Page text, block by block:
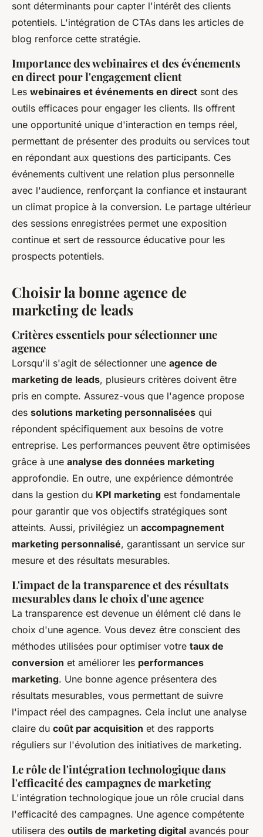
sont déterminants pour capter l'intérêt des clients
potentiels. L'intégration de CTAs dans les articles de
blog renforce cette stratégie.
Importance des webinaires et des événements
en direct pour l'engagement client
Les webinaires et événements en direct sont des
outils efficaces pour engager les clients. Ils offrent
une opportunité unique d'interaction en temps réel,
permettant de présenter des produits ou services tout
en répondant aux questions des participants. Ces
événements cultivent une relation plus personnelle
avec l'audience, renforçant la confiance et instaurant
un climat propice à la conversion. Le partage ultérieur
des sessions enregistrées permet une exposition
continue et sert de ressource éducative pour les
prospects potentiels.
Choisir la bonne agence de
marketing de leads
Critères essentiels pour sélectionner une
agence
Lorsqu'il s'agit de sélectionner une agence de
marketing de leads, plusieurs critères doivent être
pris en compte. Assurez-vous que l'agence propose
des solutions marketing personnalisées qui
répondent spécifiquement aux besoins de votre
entreprise. Les performances peuvent être optimisées
grâce à une analyse des données marketing
approfondie. En outre, une expérience démontrée
dans la gestion du KPI marketing est fondamentale
pour garantir que vos objectifs stratégiques sont
atteints. Aussi, privilégiez un accompagnement
marketing personnalisé, garantissant un service sur
mesure et des résultats mesurables.
L'impact de la transparence et des résultats
mesurables dans le choix d'une agence
La transparence est devenue un élément clé dans le
choix d'une agence. Vous devez être conscient des
méthodes utilisées pour optimiser votre taux de
conversion et améliorer les performances
marketing. Une bonne agence présentera des
résultats mesurables, vous permettant de suivre
l'impact réel des campagnes. Cela inclut une analyse
claire du coût par acquisition et des rapports
réguliers sur l'évolution des initiatives de marketing.
Le rôle de l'intégration technologique dans
l'efficacité des campagnes de marketing
L'intégration technologique joue un rôle crucial dans
l'efficacité des campagnes. Une agence compétente
utilisera des outils de marketing digital avancés pour